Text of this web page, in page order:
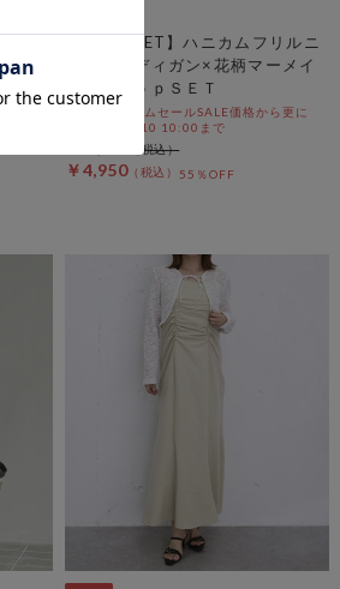
【お得なSET】ハニカムフリルニ
ットカーディガン×花柄マーメイ
ドキャミｏｐＳＥＴ
期間限定タイムセールSALE価格から更に
10%OFF! 8/10 10:00まで
￥4,950 55％OFF